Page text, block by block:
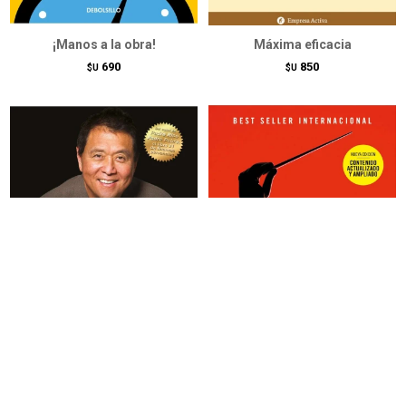
¡Manos a la obra!
$U 690
Máxima eficacia
$U 850